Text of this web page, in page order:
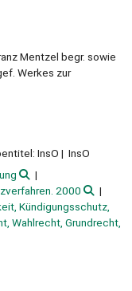
Mentzel begr. sowie
Werkes zur
InsO
InsO
2000
Kündigungsschutz,
Wahlrecht, Grundrecht,